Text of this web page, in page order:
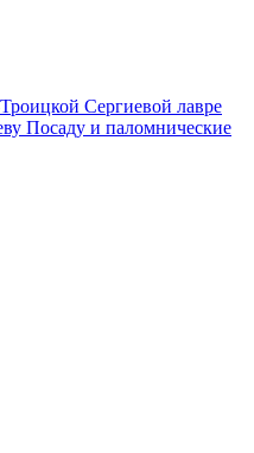
Сергиевой лавре
Посаду и паломнические